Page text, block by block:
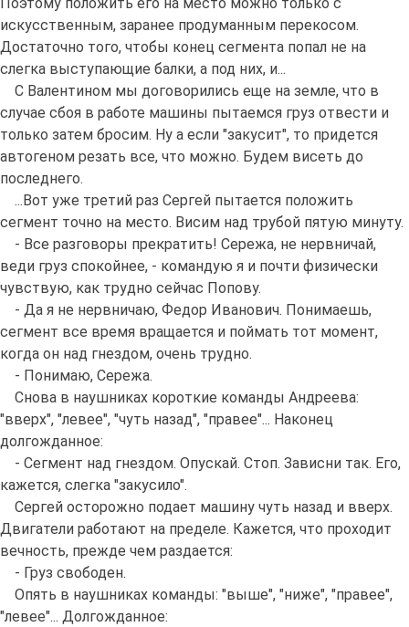
Поэтому положить его на место можно только с
искусственным, заранее продуманным перекосом.
Достаточно того, чтобы конец сегмента попал не на
слегка выступающие балки, а под них, и...
С Валентином мы договорились еще на земле, что в
случае сбоя в работе машины пытаемся груз отвести и
только затем бросим. Ну а если "закусит", то придется
автогеном резать все, что можно. Будем висеть до
последнего.
...Вот уже третий раз Сергей пытается положить
сегмент точно на место. Висим над трубой пятую минуту.
- Все разговоры прекратить! Сережа, не нервничай,
веди груз спокойнее, - командую я и почти физически
чувствую, как трудно сейчас Попову.
- Да я не нервничаю, Федор Иванович. Понимаешь,
сегмент все время вращается и поймать тот момент,
когда он над гнездом, очень трудно.
- Понимаю, Сережа.
Снова в наушниках короткие команды Андреева:
"вверх", "левее", "чуть назад", "правее"... Наконец
долгожданное:
- Сегмент над гнездом. Опускай. Стоп. Зависни так. Его,
кажется, слегка "закусило".
Сергей осторожно подает машину чуть назад и вверх.
Двигатели работают на пределе. Кажется, что проходит
вечность, прежде чем раздается:
- Груз свободен.
Опять в наушниках команды: "выше", "ниже", "правее",
"левее"... Долгожданное: